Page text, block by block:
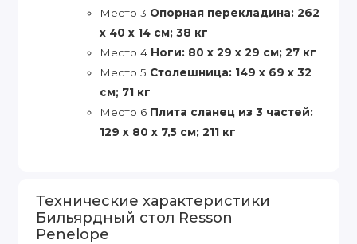
Место 3 Опорная перекладина: 262
х 40 х 14 см; 38 кг
Место 4 Ноги: 80 х 29 х 29 см; 27 кг
Место 5 Столешница: 149 х 69 х 32
см; 71 кг
Место 6 Плита сланец из 3 частей:
129 х 80 х 7,5 см; 211 кг
Технические характеристики
Бильярдный стол Resson
Penelope